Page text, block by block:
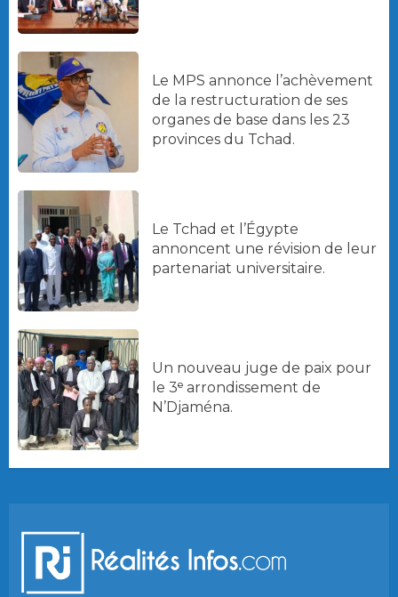
Le MPS annonce l’achèvement
de la restructuration de ses
organes de base dans les 23
provinces du Tchad.
Le Tchad et l’Égypte
annoncent une révision de leur
partenariat universitaire.
Un nouveau juge de paix pour
le 3ᵉ arrondissement de
N’Djaména.